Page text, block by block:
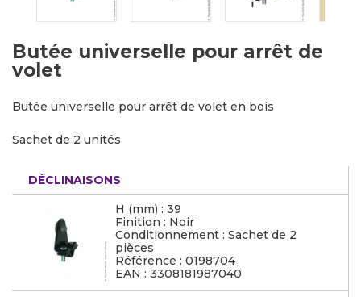
Butée universelle pour arrêt de
volet
Butée universelle pour arrêt de volet en bois
Sachet de 2 unités
DÉCLINAISONS
H (mm) : 39
Finition : Noir
Conditionnement : Sachet de 2
pièces
Référence : 0198704
EAN : 3308181987040